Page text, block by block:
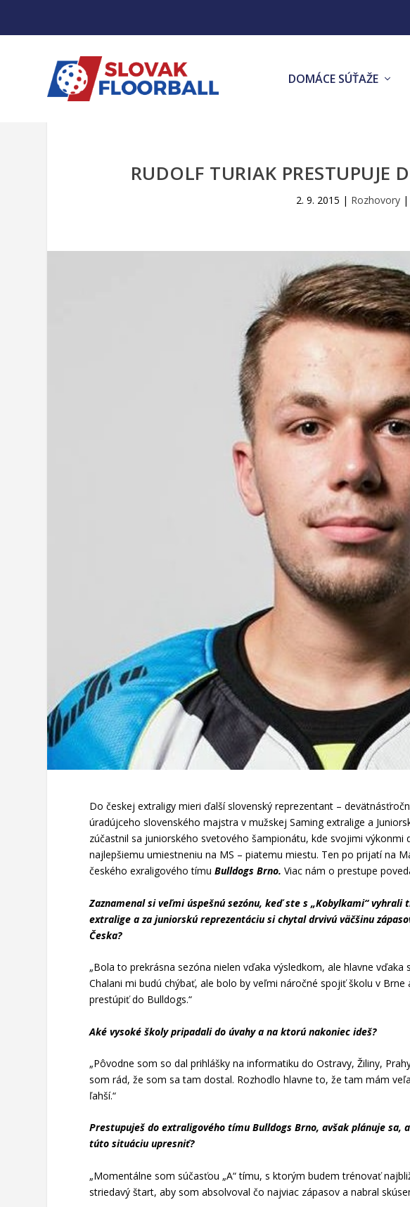
DOMÁCE SÚŤAŽE
RUDOLF TURIAK PRESTUPUJE
2. 9. 2015 | Rozhovory|
Do českej extraligy mieri ďalší slovenský reprezentant –
úradújceho slovenského majstra v mužskej Saming extralige a
zúčastnil sa juniorského svetového šampionátu, kde svojimi
najlepšiemu umiestneniu na MS – piatemu miestu. Ten po prijatí na
českého exraligového tímuBulldogs Brno. Viac nám o prestupe
Zaznamenal si veľmi úspešnú sezónu, keď ste s „Kobylkami“
extralige a za juniorskú reprezentáciu si chytal drvivú väčšinu
Česka?
„Bola to prekrásna sezóna nielen vďaka výsledkom, ale hlavne
Chalani mi budú chýbať, ale bolo by veľmi náročné spojiť školu v
prestúpiť do Bulldogs.“
Aké vysoké školy pripadali do úvahy a na ktorú nakoniec ideš?
„Pôvodne som so dal prihlášky na informatiku do Ostravy, Žiliny,
som rád, že som sa tam dostal. Rozhodlo hlavne to, že tam mám
ľahší.“
Prestupuješ do extraligového tímu Bulldogs Brno, avšak plánuje sa,
túto situáciu upresniť?
„Momentálne som súčasťou „A“ tímu, s ktorým budem trénovať
striedavý štart, aby som absolvoval čo najviac zápasov a nabral